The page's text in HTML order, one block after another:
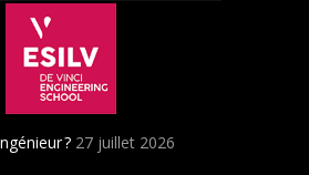
? 27 juillet 2026